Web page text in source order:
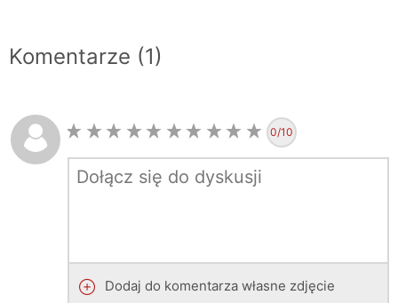
Komentarze (1)
0/10
Dodaj do komentarza własne zdjęcie